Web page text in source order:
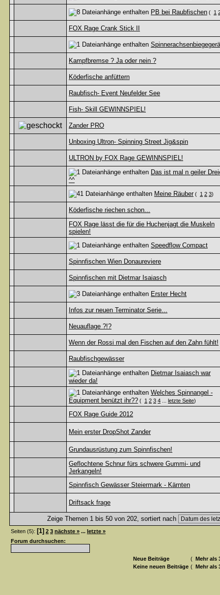
PB bei Raubfischen ( 1
FOX Rage Crank Stick II
Kampfbremse ? Ja oder nein ?
Köderfische anfüttern
Raubfisch- Event Neufelder See
Fish- Skill GEWINNSPIEL!
Zander PRO
Unboxing Ultron- Spinning Street Jig&spin
ULTRON by FOX Rage GEWINNSPIEL!
Das ist mal n geiler
^^
Meine Räuber ( 1 2 3)
Köderfische riechen schon...
FOX Rage lässt die für die Huchenjagt die Muskeln
spielen!
Speedflow Compact
Spinnfischen Wien Donaureviere
Spinnfischen mit Dietmar Isaiasch
Erster Hecht
Infos zur neuen Terminator Serie...
Neuauflage ?!?
Wenn der Rossi mal den Fischen auf den Zahn fühlt!
Raubfischgewässer
Dietmar Isaiasch war
wieder da!
Welches Spinnangel -
Equipment benützt ihr?? ( 1 2 3 4 letzte Seite)
FOX Rage Guide 2012
Mein erster DropShot Zander
Grundausrüstung zum Spinnfischen!
Geflochtene Schnur fürs schwere Gummi- und
Jerkangeln!
Spinnfisch Gewässer Steiermark - Kärnten
Driftsack frage
Zeige Themen 1 bis 50 von 202, sortiert nach
Seiten (5): [1] 2 3 nächste » ... letzte »
Forum durchsuchen:
Neue Beiträge ( Mehr als
Keine neuen Beiträge ( Mehr als